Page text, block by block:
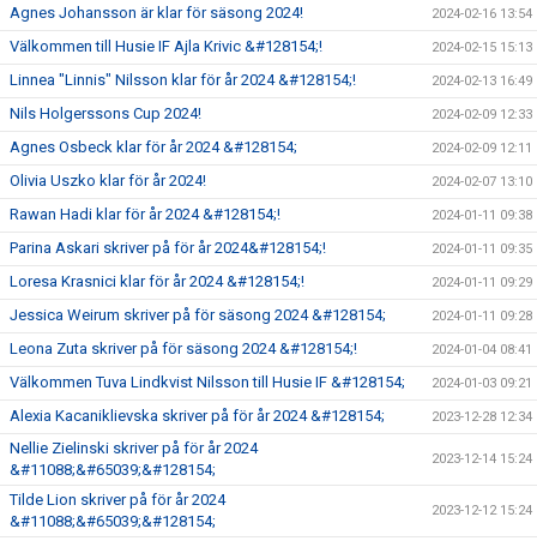
Agnes Johansson är klar för säsong 2024! 2024-02-16 13:54
Välkommen till Husie IF Ajla Krivic &#128154;! 2024-02-15 15:13
Linnea "Linnis" Nilsson klar för år 2024 &#128154;! 2024-02-13 16:49
Nils Holgerssons Cup 2024! 2024-02-09 12:33
Agnes Osbeck klar för år 2024 &#128154; 2024-02-09 12:11
Olivia Uszko klar för år 2024! 2024-02-07 13:10
Rawan Hadi klar för år 2024 &#128154;! 2024-01-11 09:38
Parina Askari skriver på för år 2024&#128154;! 2024-01-11 09:35
Loresa Krasnici klar för år 2024 &#128154;! 2024-01-11 09:29
Jessica Weirum skriver på för säsong 2024 &#128154; 2024-01-11 09:28
Leona Zuta skriver på för säsong 2024 &#128154;! 2024-01-04 08:41
Välkommen Tuva Lindkvist Nilsson till Husie IF &#128154; 2024-01-03 09:21
Alexia Kacaniklievska skriver på för år 2024 &#128154; 2023-12-28 12:34
Nellie Zielinski skriver på för år 2024
&#11088;&#65039;&#128154;
2023-12-14 15:24
Tilde Lion skriver på för år 2024
&#11088;&#65039;&#128154;
2023-12-12 15:24